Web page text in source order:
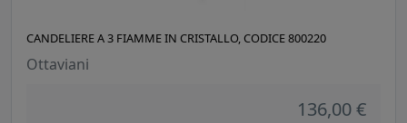
CANDELIERE A 3 FIAMME IN CRISTALLO, CODICE 800220
Ottaviani
136,00 €